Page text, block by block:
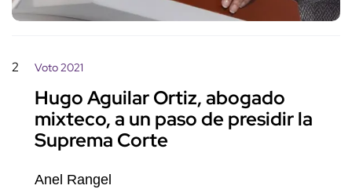
2 Voto 2021
Hugo Aguilar Ortiz, abogado
mixteco, a un paso de presidir la
Suprema Corte
Anel Rangel